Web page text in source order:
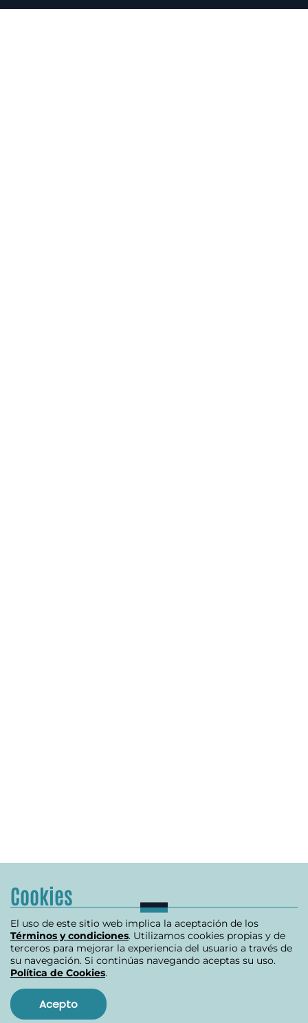
Cookies
El uso de este sitio web implica la aceptación de los
Términos y condiciones. Utilizamos cookies propias y de
terceros para mejorar la experiencia del usuario a través de
su navegación. Si continúas navegando aceptas su uso.
Política de Cookies.
Acepto